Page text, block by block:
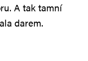
A tak tamní
darem.